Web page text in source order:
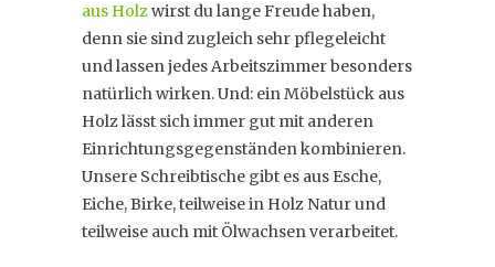
aus Holzwirst du lange Freude haben,
denn sie sind zugleich sehr pflegeleicht
und lassen jedes Arbeitszimmer besonders
natürlich wirken. Und: ein Möbelstück aus
Holz lässt sich immer gut mit anderen
Einrichtungsgegenständen kombinieren.
Unsere Schreibtische gibt es aus Esche,
Eiche, Birke, teilweise in Holz Natur und
teilweise auch mit Ölwachsen verarbeitet.